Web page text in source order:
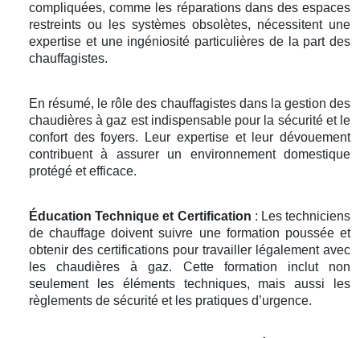
compliquées, comme les réparations dans des espaces
restreints ou les systèmes obsolètes, nécessitent une
expertise et une ingéniosité particulières de la part des
chauffagistes.
En résumé, le rôle des chauffagistes dans la gestion des
chaudières à gaz est indispensable pour la sécurité et le
confort des foyers. Leur expertise et leur dévouement
contribuent à assurer un environnement domestique
protégé et efficace.
Éducation Technique et Certification : Les techniciens
de chauffage doivent suivre une formation poussée et
obtenir des certifications pour travailler légalement avec
les chaudières à gaz. Cette formation inclut non
seulement les éléments techniques, mais aussi les
règlements de sécurité et les pratiques d’urgence.